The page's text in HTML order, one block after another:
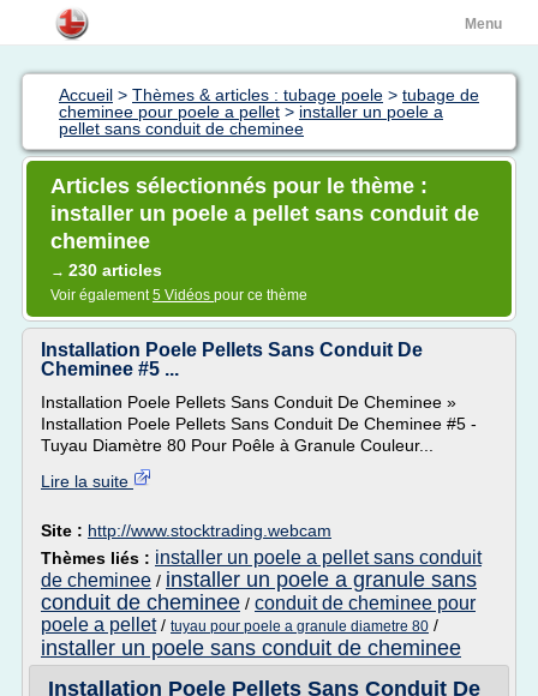
Menu
Accueil > Thèmes & articles : tubage poele > tubage de
cheminee pour poele a pellet > installer un poele a
pellet sans conduit de cheminee
Articles sélectionnés pour le thème :
installer un poele a pellet sans conduit de
cheminee
→ 230 articles
Voir également5 Vidéos pour ce thème
Installation Poele Pellets Sans Conduit De
Cheminee #5 ...
Installation Poele Pellets Sans Conduit De Cheminee »
Installation Poele Pellets Sans Conduit De Cheminee #5 -
Tuyau Diamètre 80 Pour Poêle à Granule Couleur...
Lire la suite
Site : http://www.stocktrading.webcam
Thèmes liés : installer un poele a pellet sans conduit
de cheminee / installer un poele a granule sans
conduit de cheminee / conduit de cheminee pour
poele a pellet/ tuyau pour poele a granule diametre 80 /
installer un poele sans conduit de cheminee
Installation Poele Pellets Sans Conduit De